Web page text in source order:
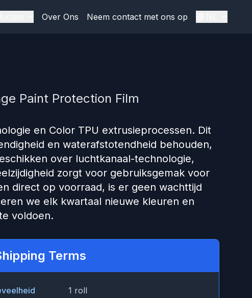
Over Ons Neem contact met ons op
Paint Protection Film
en Color TPU extrusieprocessen. Dit
en waterafstotendheid behouden,
over luchtkanaal-technologie,
zorgt voor gebruiksgemak voor
direct op voorraad, is er geen wachttijd
we elk kwartaal nieuwe kleuren en
voldoen.
Terms
1 roll